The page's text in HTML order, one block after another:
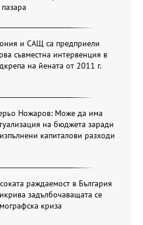
и САЩ са предприели
съвместна интервенция в
на йената от 2011 г.
Ножаров: Може да има
на бюджета заради
капиталови разходи
раждаемост в България
задълбочаващата се
криза